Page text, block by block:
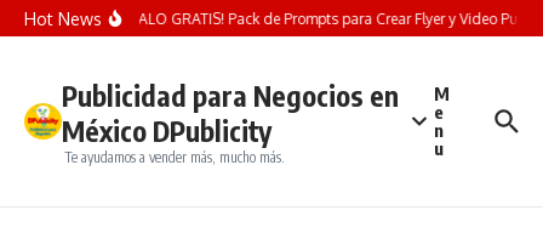
Saltar al contenido
Hot News¡REGALO GRATIS! Pack de Prompts para Crear Flyer y Video
Publicidad para Negocios en
México DPublicity
Te ayudamos a vender más, mucho más.
M
e
n
u